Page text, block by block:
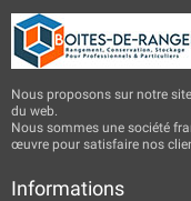
Nous proposons sur notre
du web.
Nous sommes une société
œuvre pour satisfaire nos
Informations